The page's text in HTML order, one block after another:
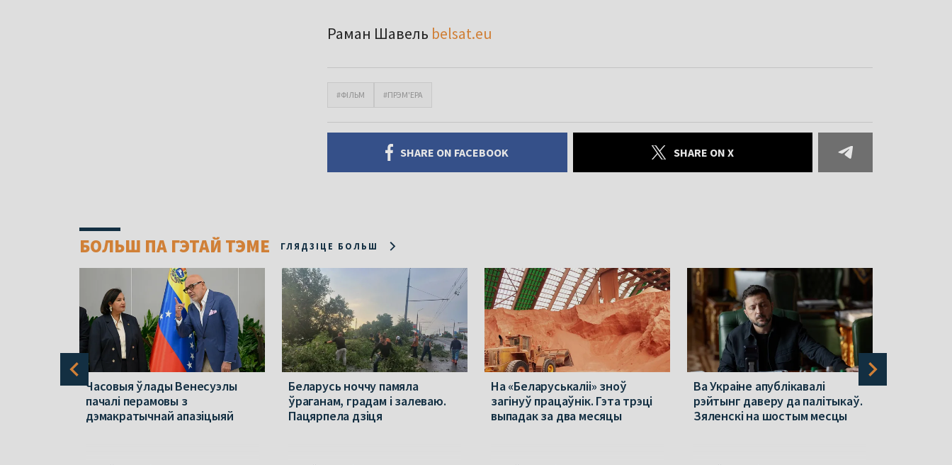
Раман Шавель belsat.eu
#ФІЛЬМ #ПРЭМ'ЕРА
SHARE ON FACEBOOK SHARE ON X
БОЛЬШ ПА ГЭТАЙ ТЭМЕ ГЛЯДЗІЦЕ БОЛЬШ
Часовыя ўлады Венесуэлы
пачалі перамовы з
дэмакратычнай апазіцыяй
Беларусь ноччу памяла
ўраганам, градам і залеваю.
Пацярпела дзіця
На «Беларуськаліі» зноў
загінуў працаўнік. Гэта трэці
выпадак за два месяцы
Ва Украіне апублікавалі
рэйтынг даверу да палітыкаў.
Зяленскі на шостым месцы